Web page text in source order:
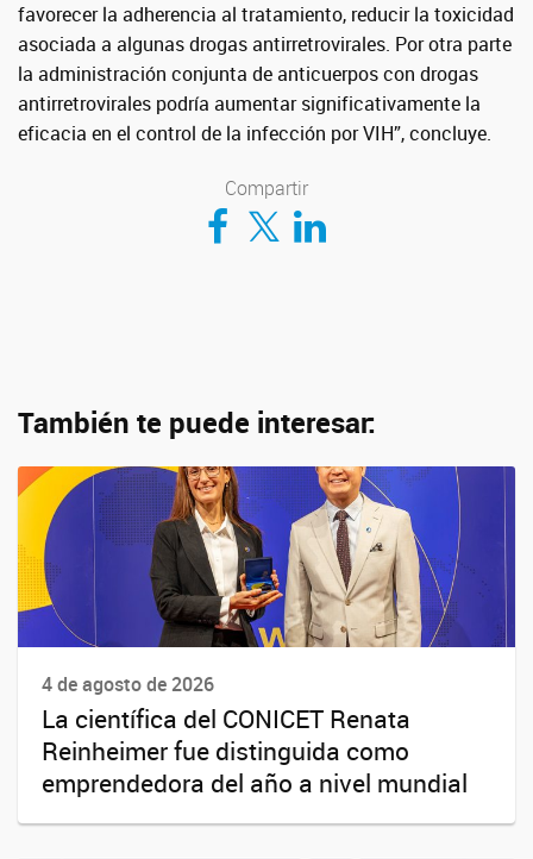
favorecer la adherencia al tratamiento, reducir la toxicidad
asociada a algunas drogas antirretrovirales. Por otra parte
la administración conjunta de anticuerpos con drogas
antirretrovirales podría aumentar significativamente la
eficacia en el control de la infección por VIH”, concluye.
Compartir
Compartir en Facebook
Compartir en TwitterCompartir en LinkedIn
También te puede interesar:
4 de agosto de 2026
La científica del CONICET Renata
Reinheimer fue distinguida como
emprendedora del año a nivel mundial